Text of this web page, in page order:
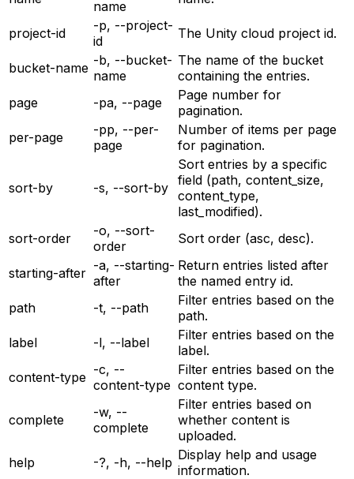
name
project-id
-p, --project-
id
The Unity cloud project id.
bucket-name -b, --bucket-
name
The name of the bucket
containing the entries.
page
-pa, --page
Page number for
pagination.
per-page
-pp, --per-
page
Number of items per page
for pagination.
sort-by -s, --sort-by
Sort entries by a specific
field (path, content_size,
content_type,
last_modified).
sort-order
-o, --sort-
order
Sort order (asc, desc).
starting-after -a, --starting-
after
Return entries listed after
the named entry id.
path
-t, --path
Filter entries based on the
path.
label
-l, --label
Filter entries based on the
label.
content-type -c, --
content-type
Filter entries based on the
content type.
complete
-w, --
complete
Filter entries based on
whether content is
uploaded.
help
-?, -h, --help Display help and usage
information.